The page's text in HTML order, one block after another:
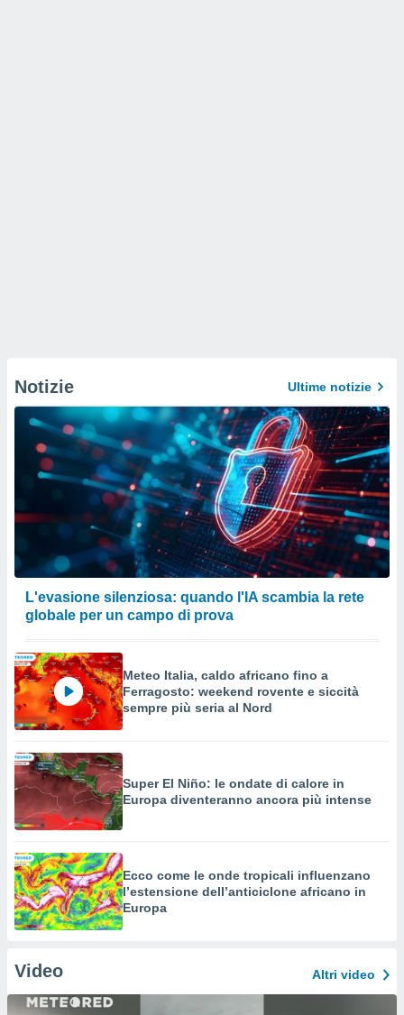
Notizie Ultime notizie
L'evasione silenziosa: quando l'IA scambia la rete
globale per un campo di prova
Meteo Italia, caldo africano fino a
Ferragosto: weekend rovente e siccità
sempre più seria al Nord
Super El Niño: le ondate di calore in
Europa diventeranno ancora più intense
Ecco come le onde tropicali influenzano
l’estensione dell’anticiclone africano in
Europa
Video Altri video